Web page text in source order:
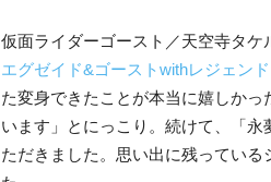
仮面ライダーゴースト／天空寺タケ
エグゼイド&ゴーストwithレジェン
た変身できたことが本当に嬉しか
います」とにっこり。続けて、「
ただきました。思い出に残ってい